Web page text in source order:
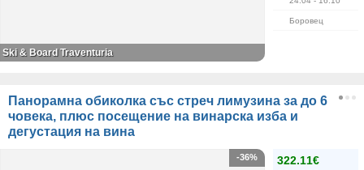
Боровец
Ski & Board Traventuria
Панорамна обиколка със стреч лимузина за до 6
човека, плюс посещение на винарска изба и
дегустация на вина
322.11€
-36%